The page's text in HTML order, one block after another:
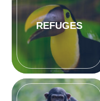
REFUGES